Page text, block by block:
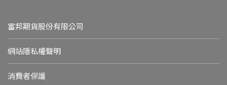
富邦期貨股份有限公司
網站隱私權聲明
消費者保護